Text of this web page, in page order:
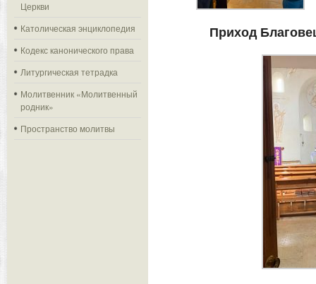
Церкви
Католическая энциклопедия
Кодекс канонического права
Литургическая тетрадка
Молитвенник «Молитвенный
родник»
Пространство молитвы
Приход